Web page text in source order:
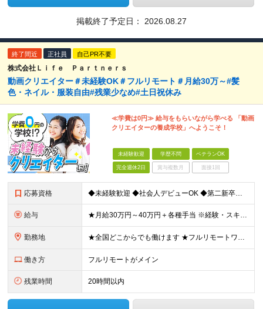
掲載終了予定日： 2026.08.27
終了間近 正社員 自己PR不要
株式会社Ｌｉｆｅ Ｐａｒｔｎｅｒｓ
動画クリエイター＃未経験OK＃フルリモート＃月給30万～#髪
色・ネイル・服装自由#残業少なめ#土日祝休み
≪学費は0円≫ 給与をもらいながら学べる 「動画
クリエイターの養成学校」へようこそ！
未経験歓迎 学歴不問 ベテランOK
完全週休2日 賞与複数月 面接1回
応募資格 ◆未経験歓迎 ◆社会人デビューOK ◆第二新卒も歓迎 ◆学歴不問 ………………‥・*.+ 応募時に特別なスキルや経験は必要ありません。 正社員経験がない方も歓迎します！ +.*・‥……………… L
給与 ★月給30万円～40万円＋各種手当 ※経験・スキルを考慮して金額を決定します ※上記月給は固定残業代（20時間分／3万2000円～）を含む ※超過分は別途支給します ★試用期間：7ヶ月間あり（待遇に
勤務地 ★全国どこからでも働けます ★フルリモートワークが可能 ★希望に100％応じます！ ■所属は横浜本社となります。 神奈川県横浜市中区長者町2-6-3 テクノサイシング長者町ビル7F ※(変更の範囲)
働き方 フルリモートがメイン
残業時間 20時間以内